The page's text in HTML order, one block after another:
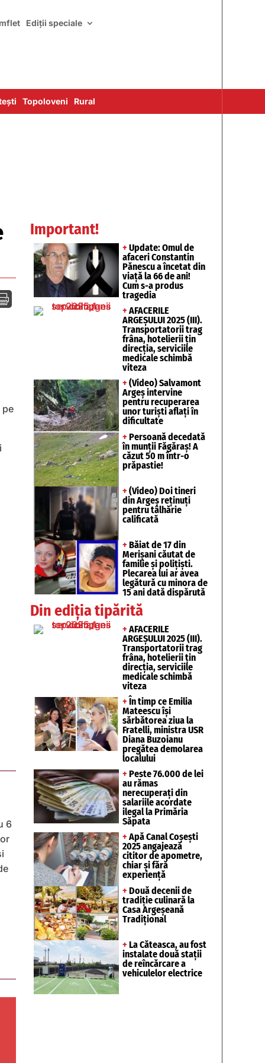
Ediții speciale
Topoloveni Rural
pe
6
Important!
+ Update: Omul de
afaceri Constantin
Pănescu a încetat din
viață la 66 de ani!
Cum s-a produs
tragedia
+ AFACERILE
ARGEȘULUI 2025 (III).
Transportatorii trag
frâna, hotelierii țin
direcția, serviciile
medicale schimbă
viteza
+ (Video) Salvamont
Argeș intervine
pentru recuperarea
unor turişti aflaţi în
dificultate
+ Persoană decedată
în munții Făgăraș! A
căzut 50 m într-o
prăpastie!
+ (Video) Doi tineri
din Argeș reținuți
pentru tâlhărie
calificată
+ Băiat de 17 din
Merișani căutat de
familie și polițiști.
Plecarea lui ar avea
legătură cu minora de
15 ani dată dispărută
Din ediția tipărită
+ AFACERILE
ARGEȘULUI 2025 (III).
Transportatorii trag
frâna, hotelierii țin
direcția, serviciile
medicale schimbă
viteza
+ În timp ce Emilia
Mateescu își
sărbătorea ziua la
Fratelli, ministra USR
Diana Buzoianu
pregătea demolarea
localului
+ Peste 76.000 de lei
au rămas
nerecuperați din
salariile acordate
ilegal la Primăria
Săpata
+ Apă Canal Coșești
2025 angajează
cititor de apometre,
chiar și fără
experiență
+ Două decenii de
tradiție culinară la
Casa Argeșeană
Tradițional
+ La Căteasca, au fost
instalate două stații
de reîncărcare a
vehiculelor electrice